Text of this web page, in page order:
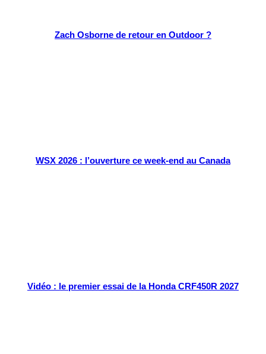
Zach Osborne de retour en Outdoor ?
WSX 2026 : l’ouverture ce week-end au Canada
Vidéo : le premier essai de la Honda CRF450R 2027